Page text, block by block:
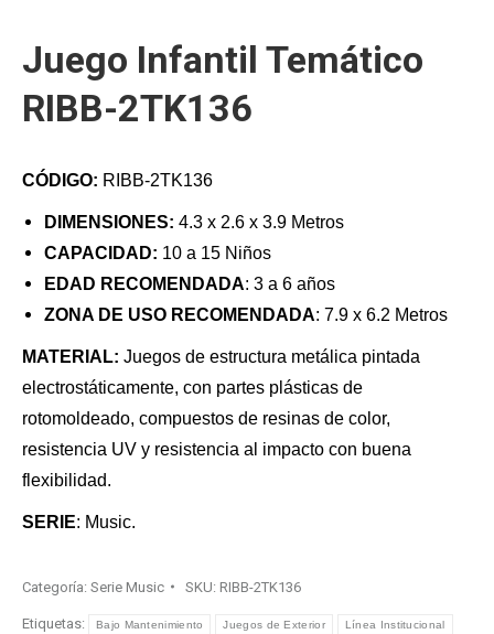
Juego Infantil Temático
RIBB-2TK136
CÓDIGO: RIBB-2TK136
DIMENSIONES: 4.3 x 2.6 x 3.9 Metros
CAPACIDAD: 10 a 15 Niños
EDAD RECOMENDADA: 3 a 6 años
ZONA DE USO RECOMENDADA: 7.9 x 6.2 Metros
MATERIAL: Juegos de estructura metálica pintada
electrostáticamente, con partes plásticas de
rotomoldeado, compuestos de resinas de color,
resistencia UV y resistencia al impacto con buena
flexibilidad.
SERIE: Music.
Categoría: Serie Music SKU: RIBB-2TK136
Etiquetas: Bajo Mantenimiento Juegos de Exterior Línea Institucional